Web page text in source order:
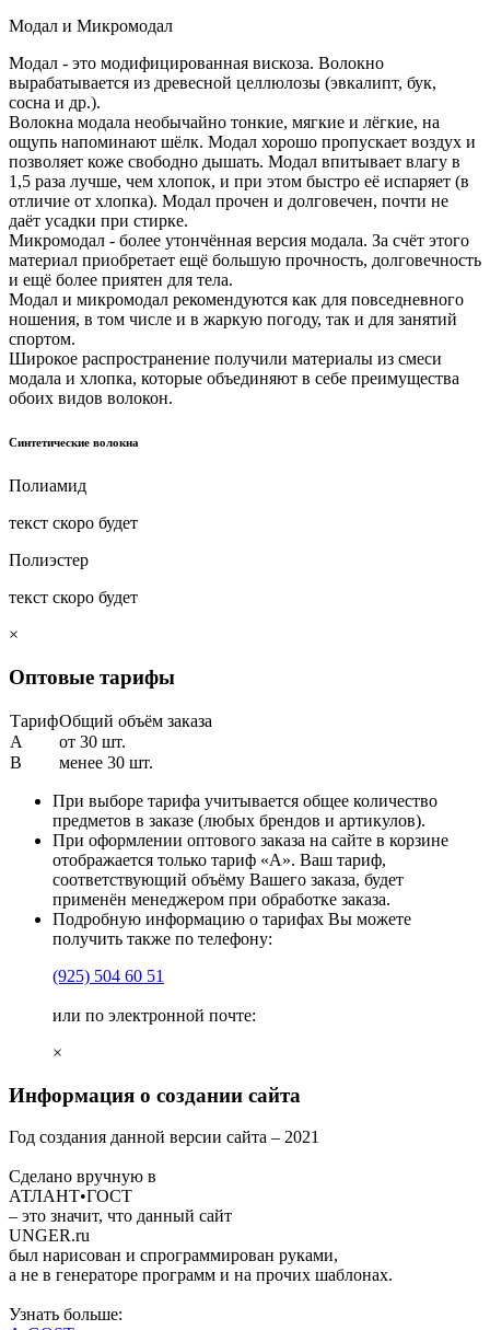
Модал и Микромодал
Модал - это модифицированная вискоза. Волокно
вырабатывается из древесной целлюлозы (эвкалипт, бук,
сосна и др.).
Волокна модала необычайно тонкие, мягкие и лёгкие, на
ощупь напоминают шёлк. Модал хорошо пропускает воздух и
позволяет коже свободно дышать. Модал впитывает влагу в
1,5 раза лучше, чем хлопок, и при этом быстро её испаряет (в
отличие от хлопка). Модал прочен и долговечен, почти не
даёт усадки при стирке.
Микромодал - более утончённая версия модала. За счёт этого
материал приобретает ещё большую прочность, долговечность
и ещё более приятен для тела.
Модал и микромодал рекомендуются как для повседневного
ношения, в том числе и в жаркую погоду, так и для занятий
спортом.
Широкое распространение получили материалы из смеси
модала и хлопка, которые объединяют в себе преимущества
обоих видов волокон.
Синтетические волокна
Полиамид
текст скоро будет
Полиэстер
текст скоро будет
×
Оптовые тарифы
ТарифОбщий объём заказа
A
от 30 шт.
B
менее 30 шт.
При выборе тарифа учитывается общее количество
предметов в заказе (любых брендов и артикулов).
При оформлении оптового заказа на сайте в корзине
отображается только тариф «А». Ваш тариф,
соответствующий объёму Вашего заказа, будет
применён менеджером при обработке заказа.
Подробную информацию о тарифах Вы можете
получить также по телефону:
(925) 504 60 51
или по электронной почте:
×
Информация о создании сайта
Год создания данной версии сайта – 2021
Сделано вручную в
АТЛАНТ•ГОСТ
– это значит, что данный сайт
UNGER.ru
был нарисован и спрограммирован руками,
а не в генераторе программ и на прочих шаблонах.
Узнать больше: